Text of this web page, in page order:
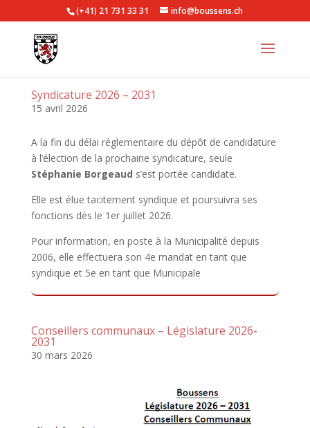
(+41) 21 731 33 31 info@boussens.ch
Syndicature 2026 – 2031
15 avril 2026
A la fin du délai réglementaire du dépôt de candidature
à l’élection de la prochaine syndicature, seule
Stéphanie Borgeaud s’est portée candidate.
Elle est élue tacitement syndique et poursuivra ses
fonctions dès le 1er juillet 2026.
Pour information, en poste à la Municipalité depuis
2006, elle effectuera son 4e mandat en tant que
syndique et 5e en tant que Municipale
Conseillers communaux – Législature 2026-
2031
30 mars 2026